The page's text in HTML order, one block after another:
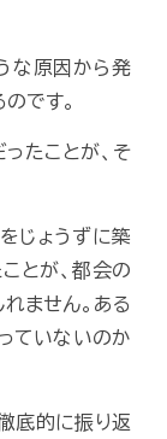
な原因から発
です。
たことが、そ
じょうずに築
とが、都会の
ません。ある
ていないのか
底的に振り返